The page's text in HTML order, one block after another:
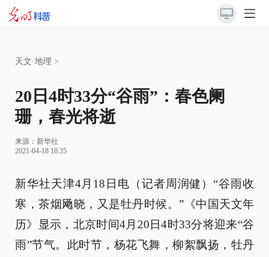
天文·地理 >
20日4时33分“谷雨”：春色阑
珊，春光将逝
来源：新华社
2021-04-18 18:35
新华社天津4月18日电（记者周润健）“谷雨收
寒，茶烟飏晓，又是牡丹时候。”《中国天文年
历》显示，北京时间4月20日4时33分将迎来“谷
雨”节气。此时节，杨花飞舞，柳絮飘扬，牡丹